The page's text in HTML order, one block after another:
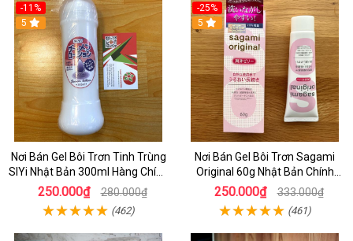
-11%
5
Nơi Bán Gel Bôi Trơn Tinh Trùng
SIYi Nhật Bản 300ml Hàng Chính
Hãng
250.000₫ 280.000₫
(462)
-25%
5
Nơi Bán Gel Bôi Trơn Sagami
Original 60g Nhật Bản Chính
Hãng - Gel Bôi Trơn Hiệu quả
250.000₫ 333.000₫
(461)